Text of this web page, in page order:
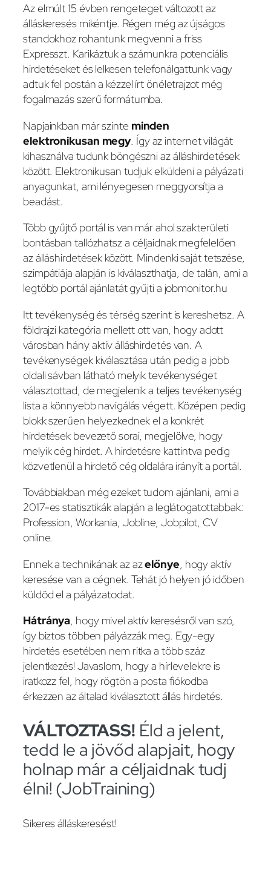
Az elmúlt 15 évben rengeteget változott az
álláskeresés mikéntje. Régen még az újságos
standokhoz rohantunk megvenni a friss
Expresszt. Karikáztuk a számunkra potenciális
hirdetéseket és lelkesen telefonálgattunk vagy
adtuk fel postán a kézzel írt önéletrajzot még
fogalmazás szerű formátumba.
Napjainkban már szinte minden
elektronikusan megy. Így az internet világát
kihasználva tudunk böngészni az álláshirdetések
között. Elektronikusan tudjuk elküldeni a pályázati
anyagunkat, ami lényegesen meggyorsítja a
beadást.
Több gyűjtő portál is van már ahol szakterületi
bontásban tallózhatsz a céljaidnak megfelelően
az álláshirdetések között. Mindenki saját tetszése,
szimpátiája alapján is kiválaszthatja, de talán, ami a
legtöbb portál ajánlatát gyűjti a jobmonitor.hu
Itt tevékenység és térség szerint is kereshetsz. A
földrajzi kategória mellett ott van, hogy adott
városban hány aktív álláshirdetés van. A
tevékenységek kiválasztása után pedig a jobb
oldali sávban látható melyik tevékenységet
választottad, de megjelenik a teljes tevékenység
lista a könnyebb navigálás végett. Középen pedig
blokk szerűen helyezkednek el a konkrét
hirdetések bevezető sorai, megjelölve, hogy
melyik cég hirdet. A hirdetésre kattintva pedig
közvetlenül a hirdető cég oldalára irányít a portál.
Továbbiakban még ezeket tudom ajánlani, ami a
2017-es statisztikák alapján a leglátogatottabbak:
Profession, Workania, Jobline, Jobpilot, CV
online.
Ennek a technikának az azelőnye, hogy aktív
keresése van a cégnek. Tehát jó helyen jó időben
küldöd el a pályázatodat.
Hátránya, hogy mivel aktív keresésről van szó,
így biztos többen pályázzák meg. Egy-egy
hirdetés esetében nem ritka a több száz
jelentkezés! Javaslom, hogy a hírlevelekre is
iratkozz fel, hogy rögtön a posta fiókodba
érkezzen az általad kiválasztott állás hirdetés.
VÁLTOZTASS! Éld a jelent,
tedd le a jövőd alapjait, hogy
holnap már a céljaidnak tudj
élni! (JobTraining)
Sikeres álláskeresést!